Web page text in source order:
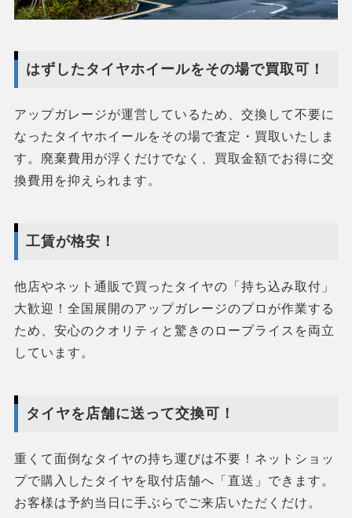
はずしたタイヤホイールをその場で買取可！
アップガレージが運営しているため、交換して不要に
なったタイヤホイールをその場で査定・買取いたしま
す。廃棄費用が浮くだけでなく、買取金額でお得に交
換費用を抑えられます。
工賃が格安！
他店やネット通販で買ったタイヤの「持ち込み取付」
大歓迎！全国展開のアップガレージのプロが作業する
ため、安心のクオリティと驚きのロープライスを両立
しています。
タイヤを店舗に送って交換可！
重くて面倒なタイヤの持ち運びは不要！ネットショッ
プで購入したタイヤを取付店舗へ「直送」できます。
お客様は予約当日に手ぶらでご来店いただくだけ。